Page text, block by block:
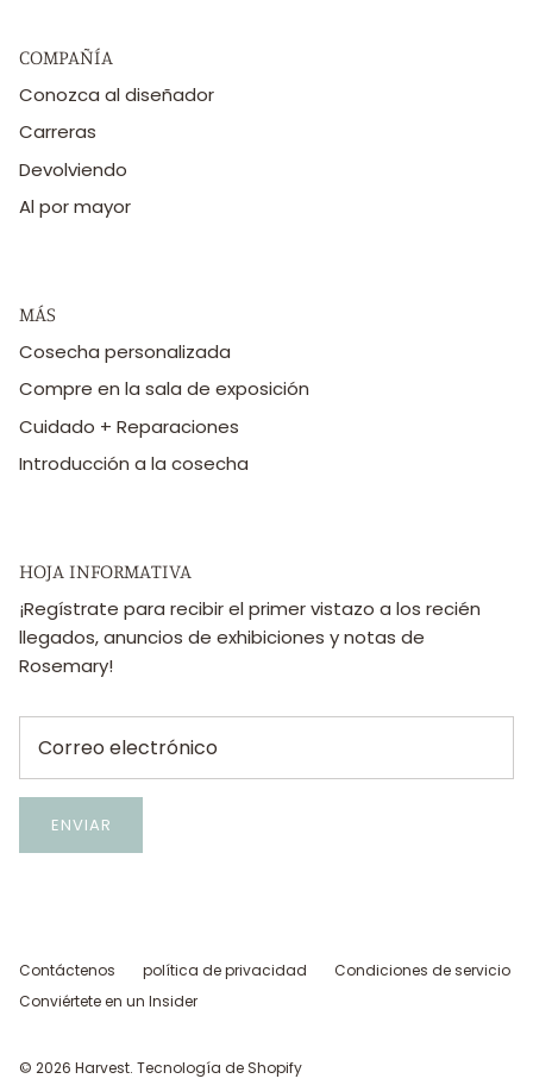
COMPAÑÍA
Conozca al diseñador
Carreras
Devolviendo
Al por mayor
MÁS
Cosecha personalizada
Compre en la sala de exposición
Cuidado + Reparaciones
Introducción a la cosecha
HOJA INFORMATIVA
¡Regístrate para recibir el primer vistazo a los recién
llegados, anuncios de exhibiciones y notas de
Rosemary!
ENVIAR
Contáctenos política de privacidad
Condiciones de servicio
Conviértete en un Insider
© 2026 Harvest. Tecnología de Shopify